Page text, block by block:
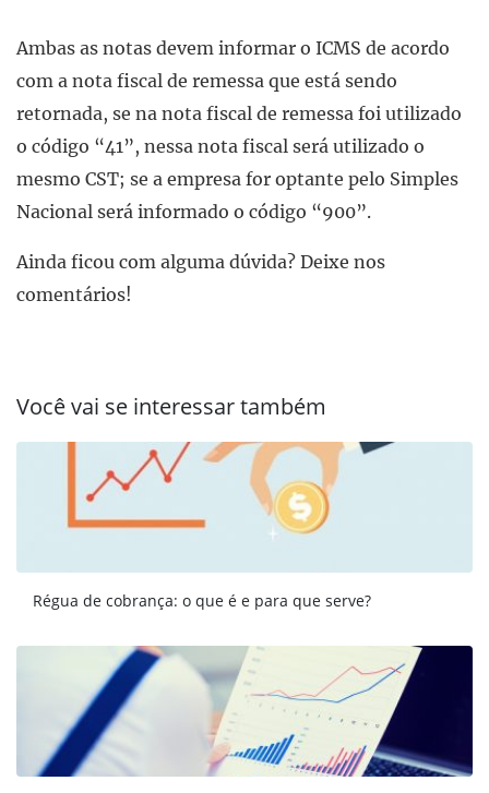
Ambas as notas devem informar o ICMS de acordo
com a nota fiscal de remessa que está sendo
retornada, se na nota fiscal de remessa foi utilizado
o código “41”, nessa nota fiscal será utilizado o
mesmo CST; se a empresa for optante pelo Simples
Nacional será informado o código “900”.
Ainda ficou com alguma dúvida? Deixe nos
comentários!
Você vai se interessar também
Régua de cobrança: o que é e para que serve?